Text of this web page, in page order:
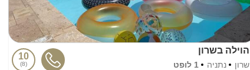
הוילה בשרון
שרון נתניה 1 לופט
10
8